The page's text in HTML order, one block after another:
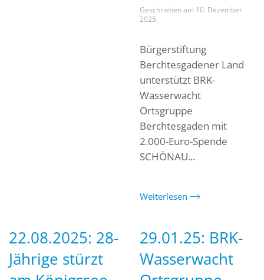
Geschrieben am 10. Dezember
2025.
Bürgerstiftung
Berchtesgadener Land
unterstützt BRK-
Wasserwacht
Ortsgruppe
Berchtesgaden mit
2.000-Euro-Spende
SCHÖNAU...
Weiterlesen
22.08.2025: 28-
Jährige stürzt
29.01.25: BRK-
Wasserwacht